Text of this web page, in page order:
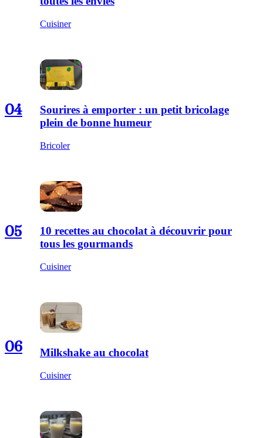
Cuisiner
04
Sourires à emporter : un petit bricolage
plein de bonne humeur
Bricoler
05
10 recettes au chocolat à découvrir pour
tous les gourmands
Cuisiner
06 Milkshake au chocolat
Cuisiner